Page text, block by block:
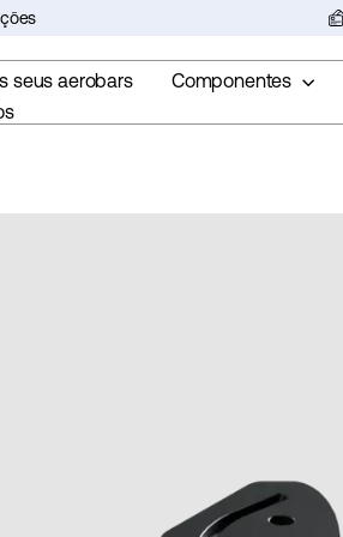
seus aerobars
Componentes